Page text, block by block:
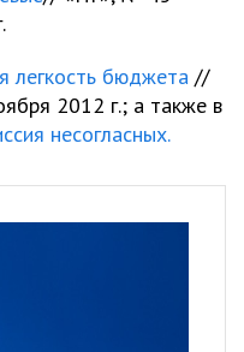
легкость бюджета //
2012 г.; а также в
несогласных.